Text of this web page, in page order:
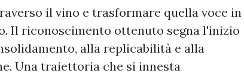
il vino e trasformare quella voce in
Il riconoscimento ottenuto segna l'inizio
alla replicabilità e alla
Una traiettoria che si innesta